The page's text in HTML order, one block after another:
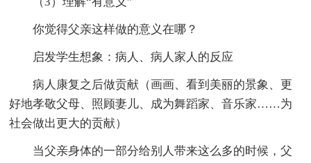
你觉得父亲这样做的意义在哪？
启发学生想象：病人、病人家人的反应
病人康复之后做贡献（画画、看到美丽的景象、更
好地孝敬父母、照顾妻儿、成为舞蹈家、音乐家……为
社会做出更大的贡献）
当父亲身体的一部分给别人带来这么多的时候，父